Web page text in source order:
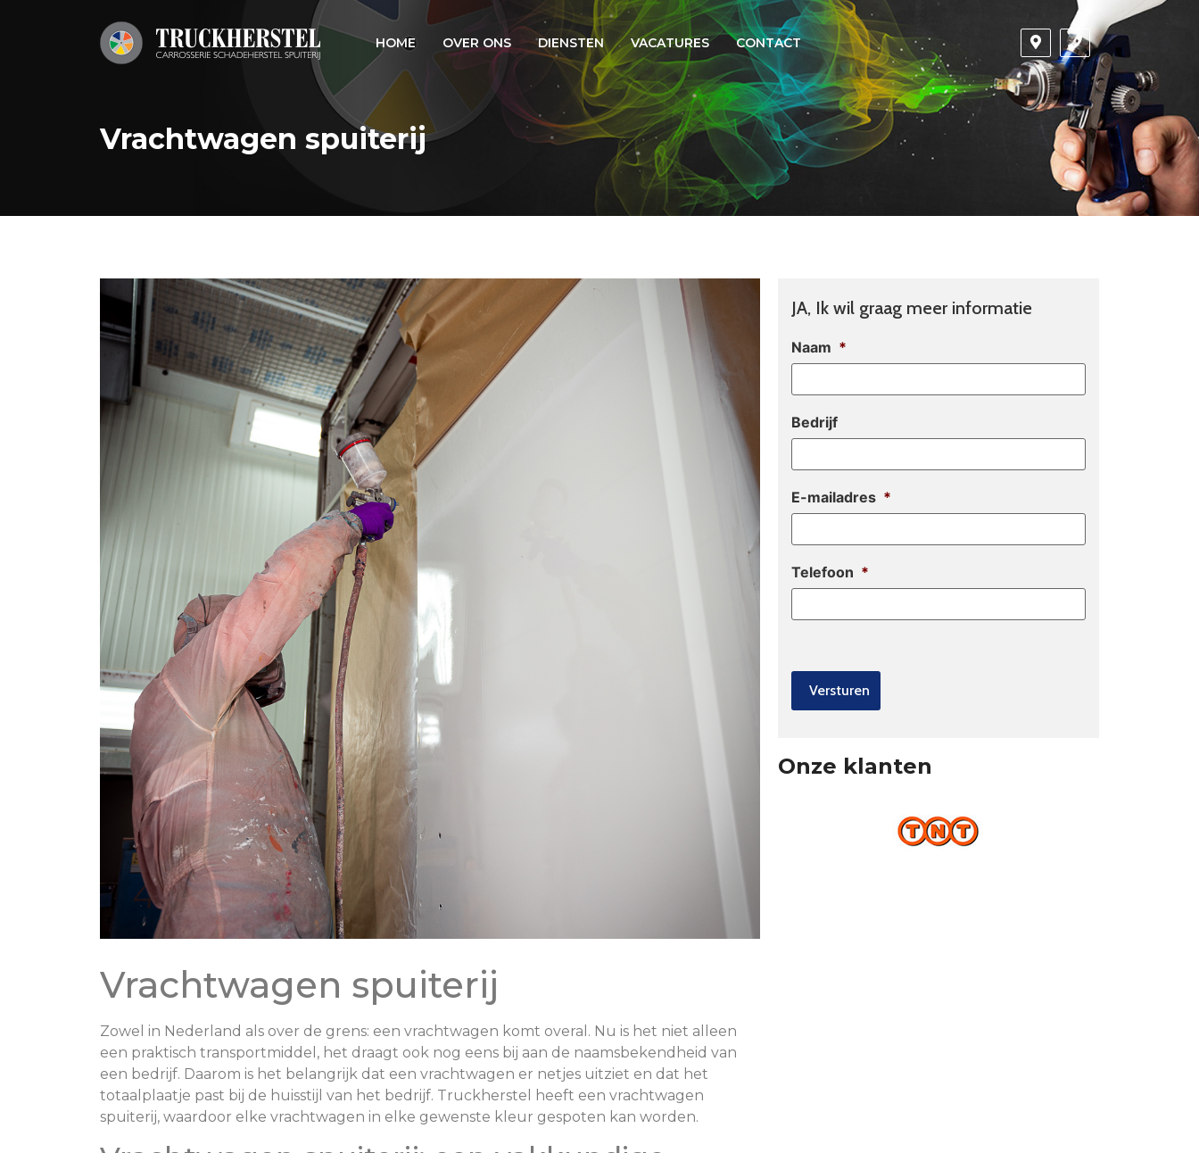
HOME OVER ONS DIENSTEN VACATURES CONTACT
Vrachtwagen spuiterij
Vrachtwagen spuiterij
Zowel in Nederland als over de grens: een vrachtwagen komt overal. Nu is het niet alleen
een praktisch transportmiddel, het draagt ook nog eens bij aan de naamsbekendheid van
een bedrijf. Daarom is het belangrijk dat een vrachtwagen er netjes uitziet en dat het
totaalplaatje past bij de huisstijl van het bedrijf. Truckherstel heeft een vrachtwagen
spuiterij, waardoor elke vrachtwagen in elke gewenste kleur gespoten kan worden.
JA, Ik wil graag meer informatie
Naam *
Bedrijf
E-mailadres *
Telefoon *
Onze klanten